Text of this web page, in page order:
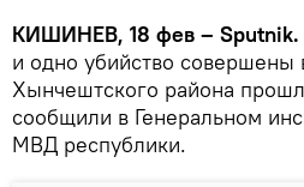
КИШИНЕВ, 18 фев – Sputnik.
и одно убийство совершены
Хынчештского района
сообщили в Генеральном
МВД республики.